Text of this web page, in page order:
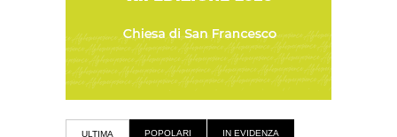
ULTIMA POPOLARI IN EVIDENZA